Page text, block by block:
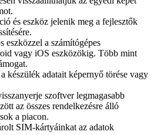
és eszköz jelenik meg a fejlesztők
eszközzel a számítógépes
vagy iOS eszközökig. Több mint
készülék adatait képernyő törése vagy
szoftver legmagasabb
az összes rendelkezésre álló
a piacon.
SIM-kártyáinkat az adatok